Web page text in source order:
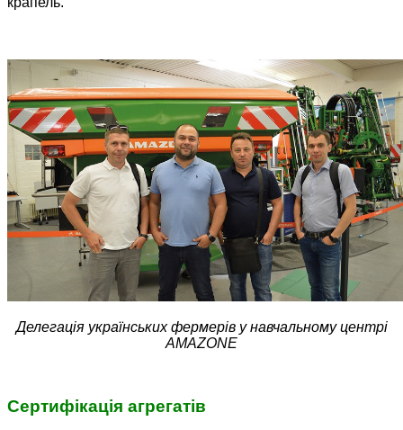
Делегація українських фермерів у навчальному центрі
AMAZONE
Сертифікація агрегатів